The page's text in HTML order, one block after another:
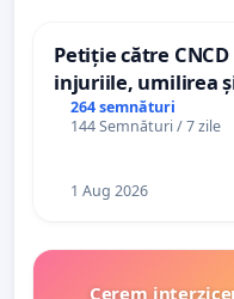
Petiție către
injuriile, umilirea
persoanelor cu
către utilizatorul
264 semnături
144 Semnături / 7 zile
1 Aug 2026
Cerem